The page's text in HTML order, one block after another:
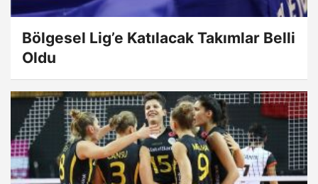
Bölgesel Lig’e Katılacak Takımlar Belli
Oldu